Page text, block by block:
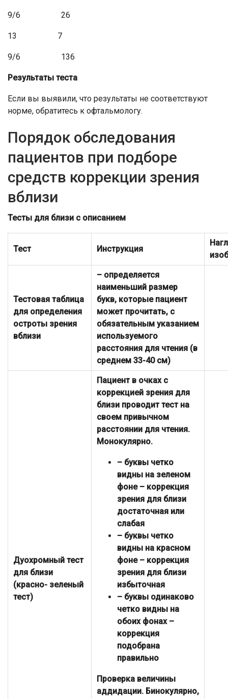
9/6 26
13 7
9/6 136
Результаты теста
Если вы выявили, что результаты не соответствуют
норме, обратитесь к офтальмологу.
Порядок обследования
пациентов при подборе
средств коррекции зрения
вблизи
Тесты для близи с описанием
Тест Инструкция
Тестовая таблица
для определения
остроты зрения
вблизи
– определяется
наименьший размер
букв, которые пациент
может прочитать, с
обязательным указанием
используемого
расстояния для чтения (в
среднем 33-40 см)
Дуохромный тест
для близи
(красно- зеленый
тест)
Пациент в очках с
коррекцией зрения для
близи проводит тест на
своем привычном
расстоянии для чтения.
Монокулярно.
– буквы четко
видны на зеленом
фоне – коррекция
зрения для близи
достаточная или
слабая
– буквы четко
видны на красном
фоне – коррекция
зрения для близи
избыточная
– буквы одинаково
четко видны на
обоих фонах –
коррекция
подобрана
правильно
Проверка величины
аддидации. Бинокулярно,